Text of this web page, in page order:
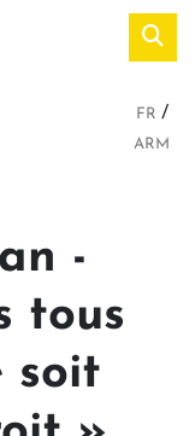
FR
ARM
-
tous
soit